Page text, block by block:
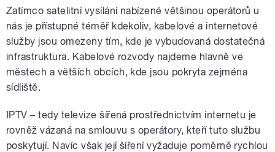
Zatímco satelitní vysílání nabízené většinou operátorů u
nás je přístupné téměř kdekoliv, kabelové a internetové
služby jsou omezeny tím, kde je vybudovaná dostatečná
infrastruktura. Kabelové rozvody najdeme hlavně ve
městech a větších obcích, kde jsou pokryta zejména
sídliště.
IPTV – tedy televize šířená prostřednictvím internetu je
rovněž vázaná na smlouvu s operátory, kteří tuto službu
poskytují. Navíc však její šíření vyžaduje poměrně rychlou